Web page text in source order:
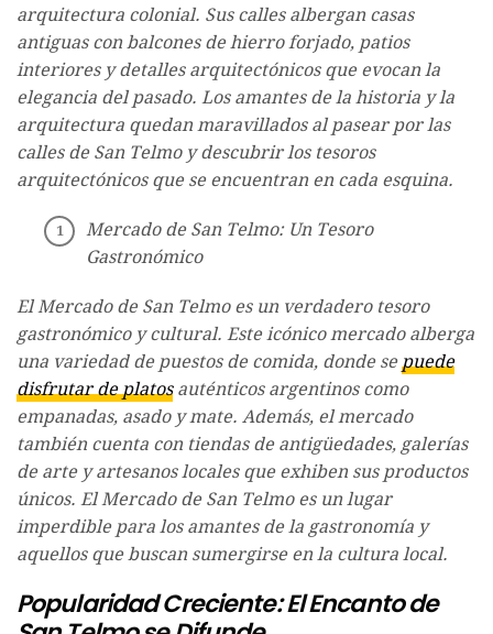
arquitectura colonial. Sus calles albergan casas
antiguas con balcones de hierro forjado, patios
interiores y detalles arquitectónicos que evocan la
elegancia del pasado. Los amantes de la historia y la
arquitectura quedan maravillados al pasear por las
calles de San Telmo y descubrir los tesoros
arquitectónicos que se encuentran en cada esquina.
Mercado de San Telmo: Un Tesoro
Gastronómico
El Mercado de San Telmo es un verdadero tesoro
gastronómico y cultural. Este icónico mercado alberga
una variedad de puestos de comida, donde sepuede
disfrutar de platosauténticos argentinos como
empanadas, asado y mate. Además, el mercado
también cuenta con tiendas de antigüedades, galerías
de arte y artesanos locales que exhiben sus productos
únicos. El Mercado de San Telmo es un lugar
imperdible para los amantes de la gastronomía y
aquellos que buscan sumergirse en la cultura local.
Popularidad Creciente: El Encanto de